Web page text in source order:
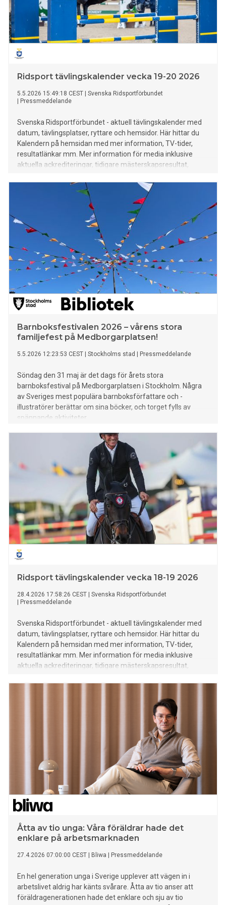
Ridsport tävlingskalender vecka 19-20 2026
5.5.2026 15:49:18 CEST
Svenska Ridsportförbundet
Pressmeddelande
Svenska Ridsportförbundet - aktuell tävlingskalender med
datum, tävlingsplatser, ryttare och hemsidor. Här hittar du
Kalendern på hemsidan med mer information, TV-tider,
resultatlänkar mm. Mer information för media inklusive
aktuella ackrediteringar, tidigare mästerskapsresultat,
Barnboksfestivalen 2026 – vårens stora
familjefest på Medborgarplatsen!
5.5.2026 12:23:53 CEST Stockholms stad Pressmeddelande
Söndag den 31 maj är det dags för årets stora
barnboksfestival på Medborgarplatsen i Stockholm. Några
av Sveriges mest populära barnboksförfattare och -
illustratörer berättar om sina böcker, och torget fylls av
spännande aktiviteter.
Ridsport tävlingskalender vecka 18-19 2026
28.4.2026 17:58:26 CEST
Svenska Ridsportförbundet
Pressmeddelande
Svenska Ridsportförbundet - aktuell tävlingskalender med
datum, tävlingsplatser, ryttare och hemsidor. Här hittar du
Kalendern på hemsidan med mer information, TV-tider,
resultatlänkar mm. Mer information för media inklusive
aktuella ackrediteringar, tidigare mästerskapsresultat,
Åtta av tio unga: Våra föräldrar hade det
enklare på arbetsmarknaden
27.4.2026 07:00:00 CEST Bliwa Pressmeddelande
En hel generation unga i Sverige upplever att vägen in i
arbetslivet aldrig har känts svårare. Åtta av tio anser att
föräldragenerationen hade det enklare och sju av tio